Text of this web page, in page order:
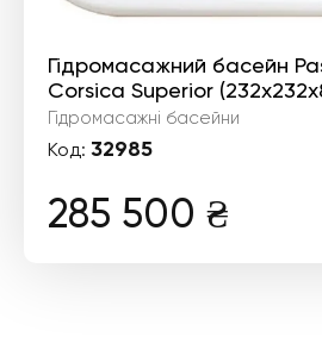
Гідромасажний басейн
Corsica Superior
Гідромасажні басейни
Код: 32985
285 500 ₴